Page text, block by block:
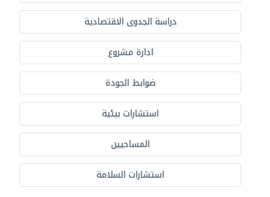
دراسة الجدوى الاقتصادية
ادارة مشروع
ضوابط الجودة
استشارات بيئية
المساحيين
استشارات السلامة